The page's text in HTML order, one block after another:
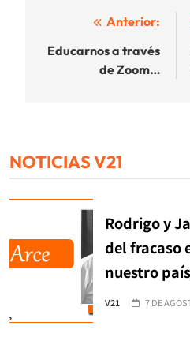
Navegación
de
entradas
Anterior:
Educarnos a través
de Zoom…
NOTICIAS V21
Rodrigo y
del fracaso
nuestro
V21 7 DE